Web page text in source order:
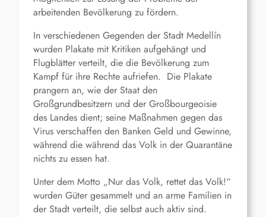
arbeitenden Bevölkerung zu fördern.
In verschiedenen Gegenden der Stadt Medellín
wurden Plakate mit Kritiken aufgehängt und
Flugblätter verteilt, die die Bevölkerung zum
Kampf für ihre Rechte aufriefen. Die Plakate
prangern an, wie der Staat den
Großgrundbesitzern und der Großbourgeoisie
des Landes dient; seine Maßnahmen gegen das
Virus verschaffen den Banken Geld und Gewinne,
während die während das Volk in der Quarantäne
nichts zu essen hat.
Unter dem Motto „Nur das Volk, rettet das Volk!“
wurden Güter gesammelt und an arme Familien in
der Stadt verteilt, die selbst auch aktiv sind.